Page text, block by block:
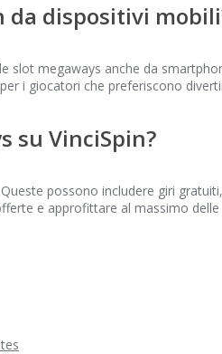
da dispositivi
slot megaways anche da
i giocatori che preferiscono
su VinciSpin?
possono includere giri
e approfittare al massimo